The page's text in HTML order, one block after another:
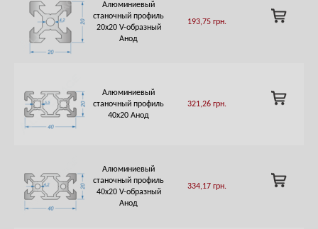
Алюминиевый
станочный профиль
20х20 V-образный
Анод
193,75 грн.
ADD
TO
Алюминиевый
станочный профиль
40х20 Анод
321,26 грн.
ADD
TO
Алюминиевый
станочный профиль
40х20 V-образный
Анод
334,17 грн.
ADD
TO